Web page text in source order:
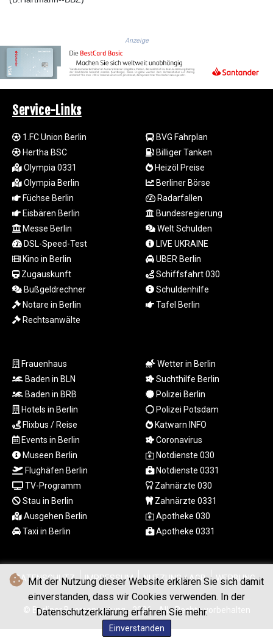
Mit der Nutzung dieser Website erklären Sie sich damit
einverstanden, dass wir Cookies verwenden. In der
Datenschutzerklärung erfahren Sie mehr.
Einverstanden
26018.135435
103193.107569
LKR 386.523165
LRD 207.997128
LVL 0.699133
MAD 10.739954
MDL 20.038943
MGA
4917.513571
MKD 61.511407
MMK
2426.660491
4156.088844
MOP 9.311885
MRU 46.324997
MUR 54.084519
MYR 4.721676
MZN 73.861472
NGN
1573.958077
NIO 42.407181
NOK 10.983967
NPR 175.450966
NZD 1.96296
OMR 0.442316
PEN 3.90252
PGK 5.092461
PHP 70.290014
PLN 4.298989
PYG
6851.928851
QAR 4.212427
RON 5.248837
RSD 117.304542
Anzeige
Service-Links
1.FC Union Berlin
Hertha BSC
Olympia 0331
Olympia Berlin
Füchse Berlin
Eisbären Berlin
Messe Berlin
DSL-Speed-Test
Kino in Berlin
Zugauskunft
Bußgeldrechner
Notare in Berlin
Rechtsanwälte
BVG Fahrplan
Billiger Tanken
Heizöl Preise
Berliner Börse
Radarfallen
Bundesregierung
Welt Schulden
LIVE UKRAINE
UBER Berlin
Schiffsfahrt 030
Schuldenhilfe
Tafel Berlin
Frauenhaus
Baden in BLN
Baden in BRB
Hotels in Berlin
Flixbus / Reise
Events in Berlin
Museen Berlin
Flughäfen Berlin
TV-Programm
Stau in Berlin
Ausgehen Berlin
Taxi in Berlin
Wetter in Berlin
Suchthilfe Berlin
Polizei Berlin
Polizei Potsdam
Katwarn INFO
Coronavirus
Notdienste 030
Notdienste 0331
Zahnärzte 030
Zahnärzte 0331
Apotheke 030
Apotheke 0331
DATENSCHUTZ IMPRESSUM NUTZUNG / AGB WERBUNG
© Berliner Boersenzeitung - 2026 - Alle Rechte vorbehalten